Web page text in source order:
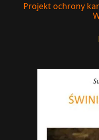
Projekt ochrony